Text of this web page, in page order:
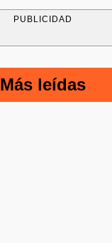
PUBLICIDAD
Más leídas